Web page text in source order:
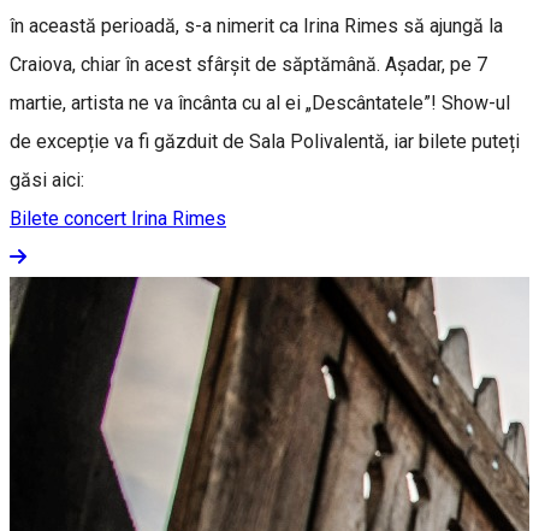
în această perioadă, s-a nimerit ca Irina Rimes să ajungă la
Craiova, chiar în acest sfârșit de săptămână. Așadar, pe 7
martie, artista ne va încânta cu al ei „Descântatele”! Show-ul
de excepție va fi găzduit de Sala Polivalentă, iar bilete puteți
găsi aici:
Bilete concert Irina Rimes